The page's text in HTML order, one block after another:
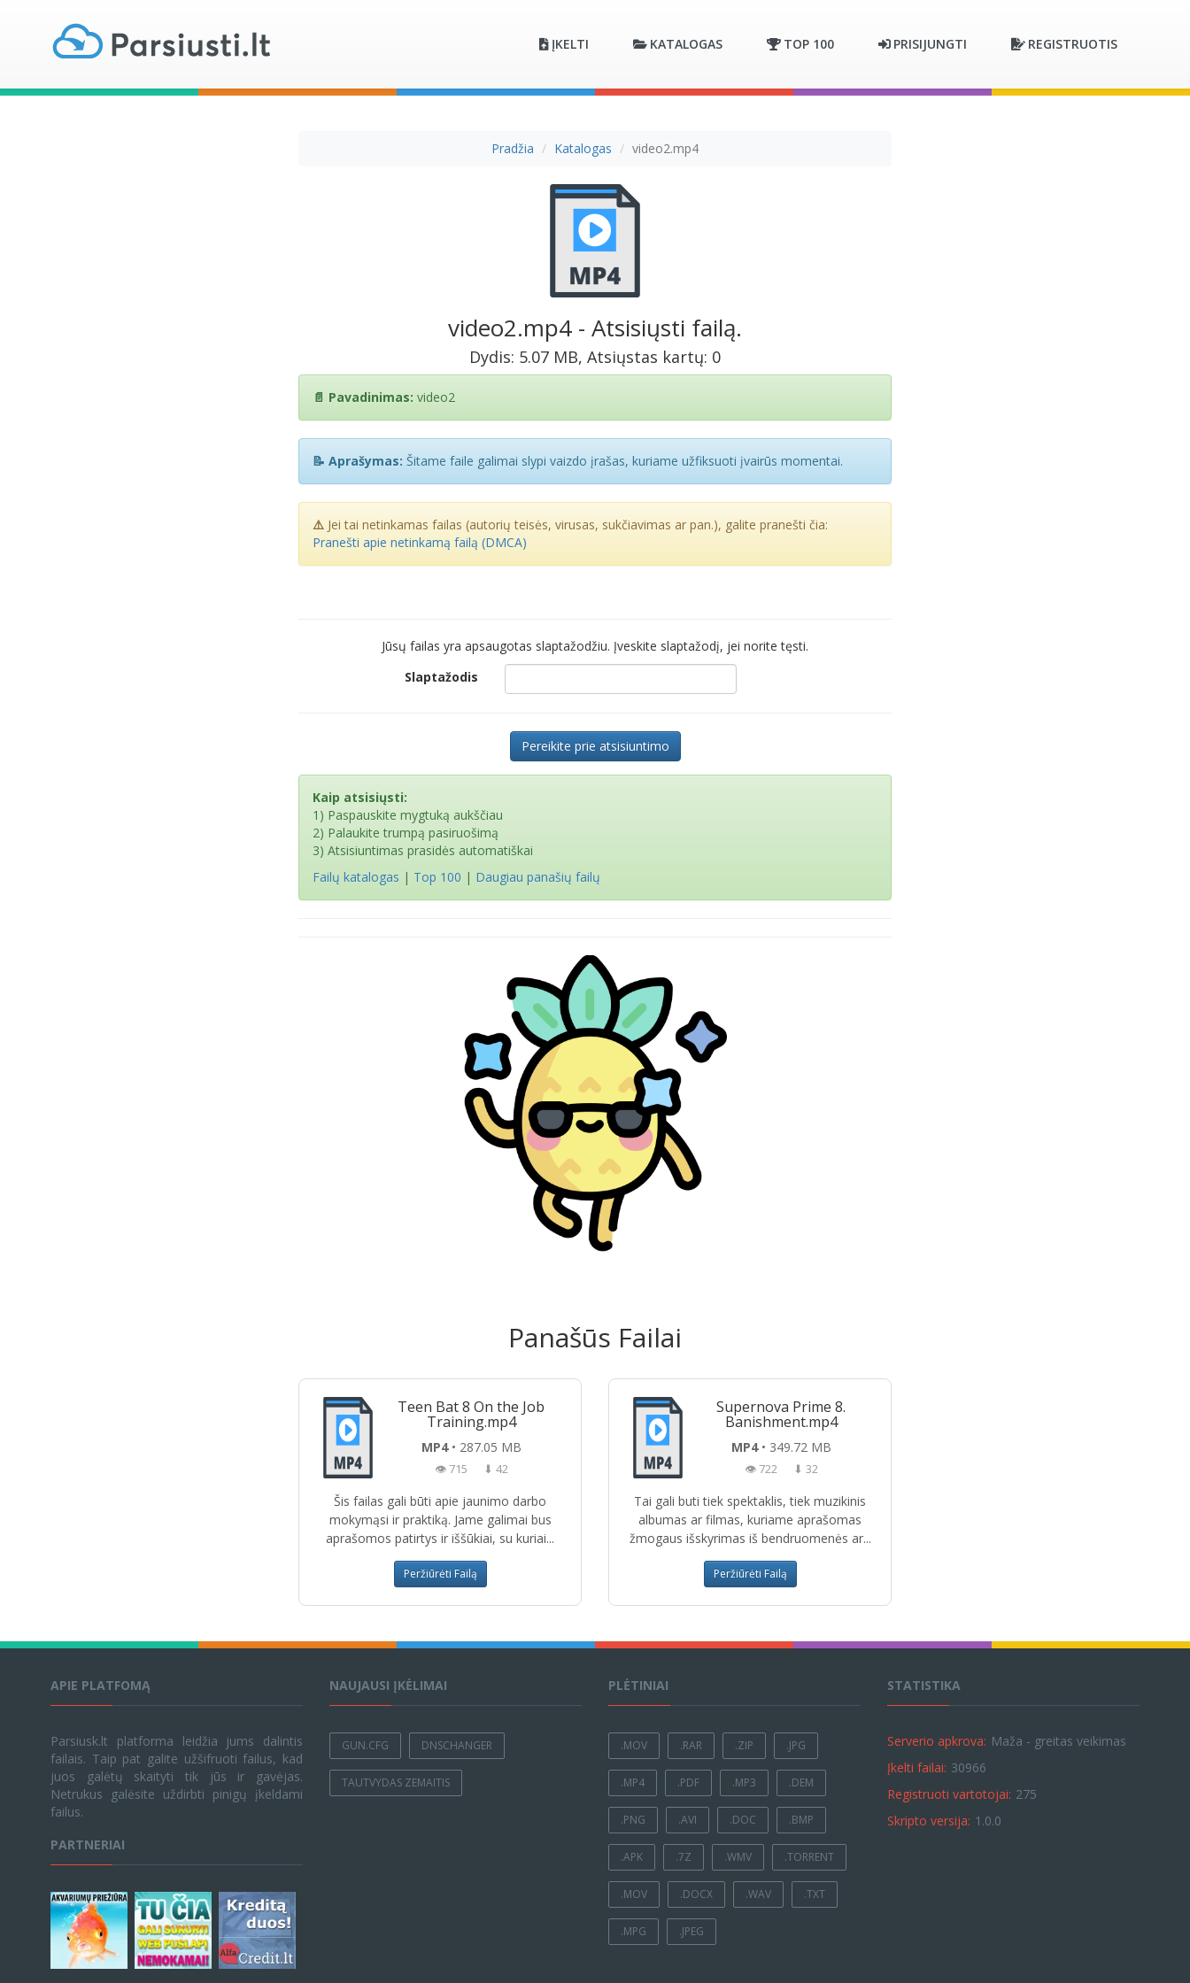
ĮKELTI KATALOGAS TOP 100 PRISIJUNGTI REGISTRUOTIS
Pradžia Katalogas video2.mp4
video2.mp4 - Atsisiųsti failą.
Dydis: 5.07 MB, Atsiųstas kartų: 0
📄 Pavadinimas: video2
📝 Aprašymas: Šitame faile galimai slypi vaizdo įrašas, kuriame užfiksuoti įvairūs momentai.
⚠️ Jei tai netinkamas failas (autorių teisės, virusas, sukčiavimas ar pan.), galite pranešti čia:
Pranešti apie netinkamą failą (DMCA)
Jūsų failas yra apsaugotas slaptažodžiu. Įveskite slaptažodį, jei norite tęsti.
Slaptažodis
Pereikite prie atsisiuntimo
Kaip atsisiųsti:
1) Paspauskite mygtuką aukščiau
2) Palaukite trumpą pasiruošimą
3) Atsisiuntimas prasidės automatiškai
Failų katalogas | Top 100 | Daugiau panašių failų
Panašūs Failai
Teen Bat 8 On the Job
Training.mp4
MP4• 287.05 MB
👁 715 ⬇ 42
Šis failas gali būti apie jaunimo darbo
mokymąsi ir praktiką. Jame galimai bus
aprašomos patirtys ir iššūkiai, su kuriai...
Peržiūrėti Failą
Supernova Prime 8.
Banishment.mp4
MP4• 349.72 MB
👁 722 ⬇ 32
Tai gali buti tiek spektaklis, tiek muzikinis
albumas ar filmas, kuriame aprašomas
žmogaus išskyrimas iš bendruomenės ar...
Peržiūrėti Failą
APIE PLATFOMĄ
Parsiusk.lt platforma leidžia jums dalintis
failais. Taip pat galite užšifruoti failus, kad
juos galėtų skaityti tik jūs ir gavėjas.
Netrukus galėsite uždirbti pinigų įkeldami
failus.
PARTNERIAI
NAUJAUSI ĮKĖLIMAI
GUN.CFG DNSCHANGER
TAUTVYDAS ZEMAITIS
PLĖTINIAI
.MOV .RAR .ZIP .JPG
.MP4 .PDF .MP3 .DEM
.PNG .AVI .DOC .BMP
.APK .7Z .WMV .TORRENT
.MOV .DOCX .WAV .TXT
.MPG .JPEG
STATISTIKA
Serverio apkrova: Maža - greitas veikimas
Įkelti failai: 30966
Registruoti vartotojai: 275
Skripto versija: 1.0.0